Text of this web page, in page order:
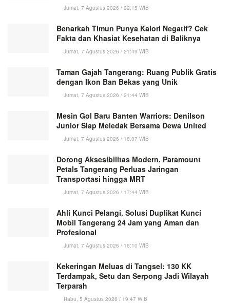
Jumat, 7 Agustus 2026 / 22:15 WIB
Benarkah Timun Punya Kalori Negatif? Cek
Fakta dan Khasiat Kesehatan di Baliknya
Jumat, 7 Agustus 2026 / 21:49 WIB
Taman Gajah Tangerang: Ruang Publik Gratis
dengan Ikon Ban Bekas yang Unik
Jumat, 7 Agustus 2026 / 21:44 WIB
Mesin Gol Baru Banten Warriors: Denilson
Junior Siap Meledak Bersama Dewa United
Jumat, 7 Agustus 2026 / 18:07 WIB
Dorong Aksesibilitas Modern, Paramount
Petals Tangerang Perluas Jaringan
Transportasi hingga MRT
Jumat, 7 Agustus 2026 / 17:44 WIB
Ahli Kunci Pelangi, Solusi Duplikat Kunci
Mobil Tangerang 24 Jam yang Aman dan
Profesional
Jumat, 7 Agustus 2026 / 16:10 WIB
Kekeringan Meluas di Tangsel: 130 KK
Terdampak, Setu dan Serpong Jadi Wilayah
Terparah
Rabu, 5 Agustus 2026 / 19:47 WIB